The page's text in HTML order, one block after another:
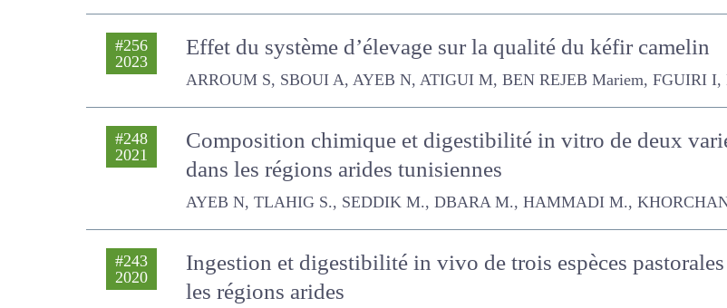
#256
2023 Effet du système d’élevage sur la qualité du kéfir camelin
ARROUM S, SBOUI A, AYEB N, ATIGUI M, BEN REJEB Mariem, FGUIRI I, DBARA M.,
#248
2021
Composition chimique et digestibilité in vitro de deux
dans les régions arides tunisiennes
AYEB N, TLAHIG S., SEDDIK M., DBARA M., HAMMADI M., KHORCHANI T
#243
2020
Ingestion et digestibilité in vivo de trois espèces
dans les régions arides